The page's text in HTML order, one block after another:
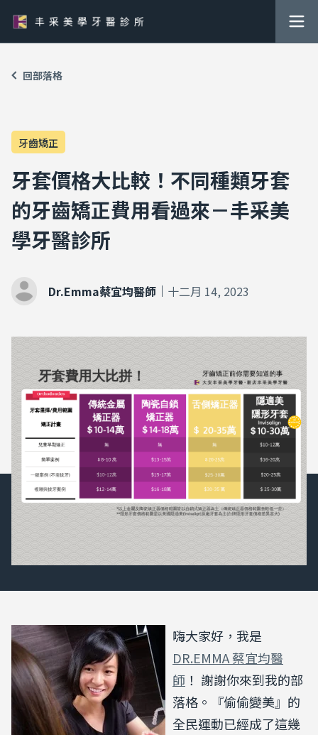
回部落格
牙齒矯正
牙套價格大比較！不同種類牙套
的牙齒矯正費用看過來－丰采美
學牙醫診所
Dr.Emma蔡宜均醫師 十二月 14, 2023
嗨大家好，我是
DR.EMMA 蔡宜均醫
師 ！ 謝謝你來到我的部
落格。『偷偷變美』的
全民運動已經成了這幾